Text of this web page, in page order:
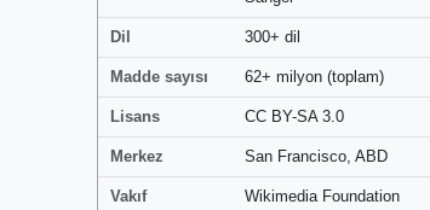
Dil 300+ dil
Madde sayısı 62+ milyon (toplam)
Lisans CC BY-SA 3.0
Merkez San Francisco, ABD
Vakıf Wikimedia Foundation